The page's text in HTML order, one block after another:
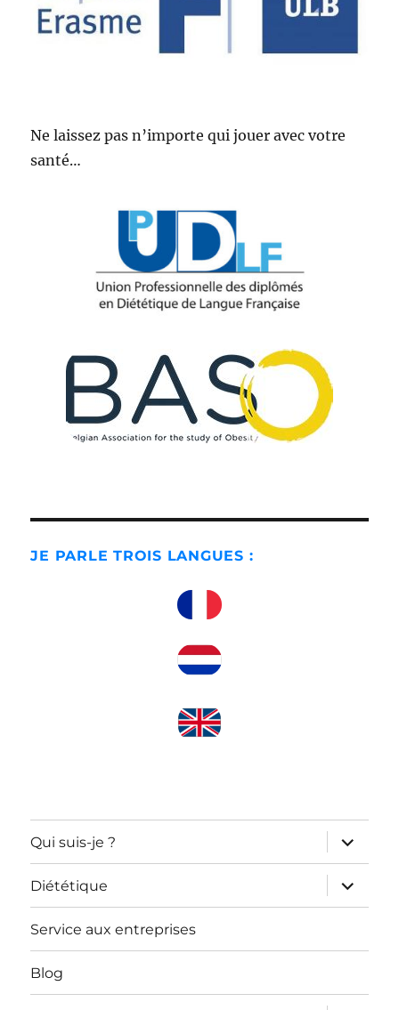
Ne laissez pas n’importe qui jouer avec votre
santé…
JE PARLE TROIS LANGUES :
Qui suis-je ?
ouvrir
le
sous-
menu
Diététique
ouvrir
le
sous-
Service aux entreprises
Blog